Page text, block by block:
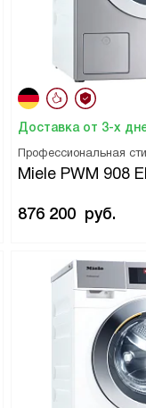
Профессиональная
Miele PWM 908
Доставка от 3-х
876 200 руб.